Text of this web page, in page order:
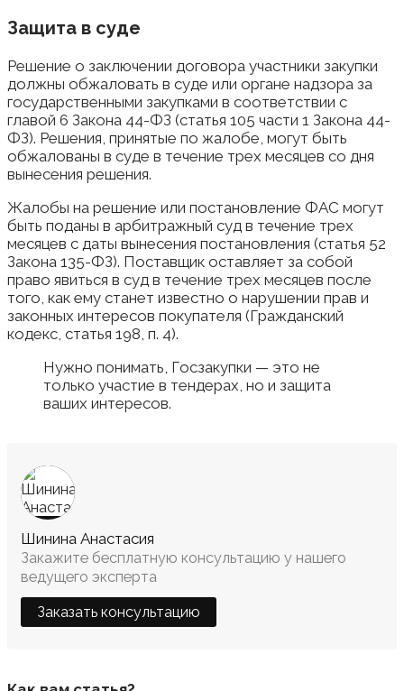
Защита в суде
Решение о заключении договора участники закупки
должны обжаловать в суде или органе надзора за
государственными закупками в соответствии с
главой 6 Закона 44-ФЗ (статья 105 части 1 Закона 44-
ФЗ). Решения, принятые по жалобе, могут быть
обжалованы в суде в течение трех месяцев со дня
вынесения решения.
Жалобы на решение или постановление ФАС могут
быть поданы в арбитражный суд в течение трех
месяцев с даты вынесения постановления (статья 52
Закона 135-ФЗ). Поставщик оставляет за собой
право явиться в суд в течение трех месяцев после
того, как ему станет известно о нарушении прав и
законных интересов покупателя (Гражданский
кодекс, статья 198, п. 4).
Нужно понимать, Госзакупки — это не
только участие в тендерах, но и защита
ваших интересов.
Шинина Анастасия
Закажите бесплатную консультацию у нашего
ведущего эксперта
Заказать консультацию